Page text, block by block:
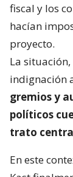
fiscal y los
hacían
proyecto.
La
indignación
gremios y
políticos
trato
En este